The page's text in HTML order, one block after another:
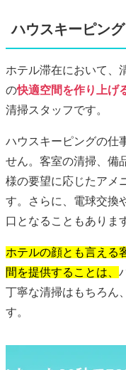
ハウスキーピング
ホテル滞在において、
の快適空間を作り上げ
清掃スタッフです。
ハウスキーピングの仕
せん。客室の清掃、備
様の要望に応じたアメ
す。さらに、電球交換
口となることもありま
ホテルの顔とも言える
間を提供することは、
丁寧な清掃はもちろん、
す。